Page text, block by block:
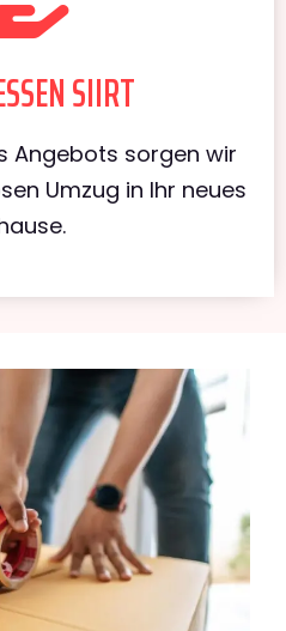
SIIRT
Angebots sorgen wir
Umzug in Ihr neues